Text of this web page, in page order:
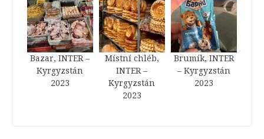
Bazar, INTER –
Kyrgyzstán
2023
Místní chléb,
INTER –
Kyrgyzstán
2023
Brumík, INTER
– Kyrgyzstán
2023